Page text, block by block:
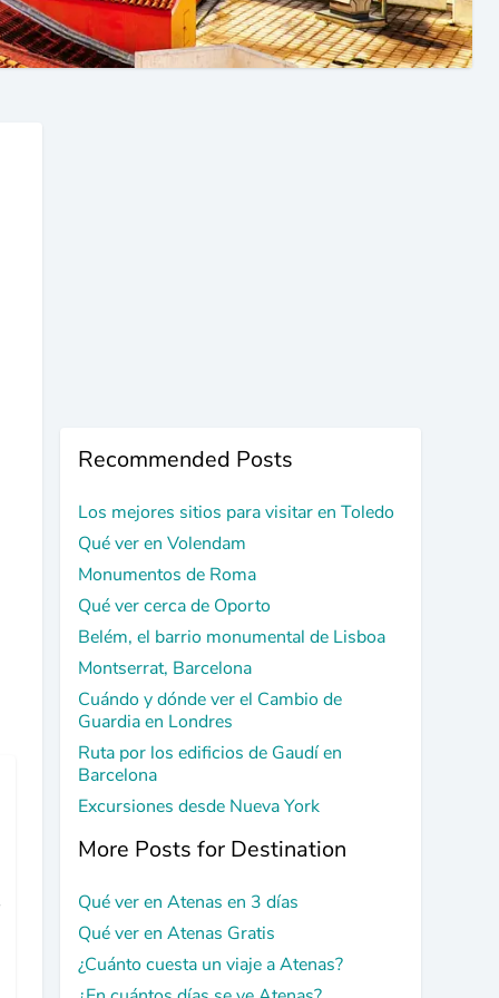
Recommended Posts
Los mejores sitios para visitar en Toledo
Qué ver en Volendam
Monumentos de Roma
Qué ver cerca de Oporto
Belém, el barrio monumental de Lisboa
Montserrat, Barcelona
Cuándo y dónde ver el Cambio de
Guardia en Londres
Ruta por los edificios de Gaudí en
Barcelona
Excursiones desde Nueva York
More Posts for Destination
Qué ver en Atenas en 3 días
Qué ver en Atenas Gratis
¿Cuánto cuesta un viaje a Atenas?